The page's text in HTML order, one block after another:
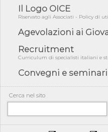
04/08/26 - International
COP31, An...
04/08/26 - CdS, project
impugnar...
04/08/26 - Rapporto Anac
penali per ...
04/08/26 - CdS:
04/08/26 - DL Infrastrutture
Senato
esterno per v...
Il Logo OICE
Riservato agli Associati - Policy di
Agevolazioni ai
Recruitment
Curriculum di specialisti italiani e
Convegni e seminari
Cerca nel sito